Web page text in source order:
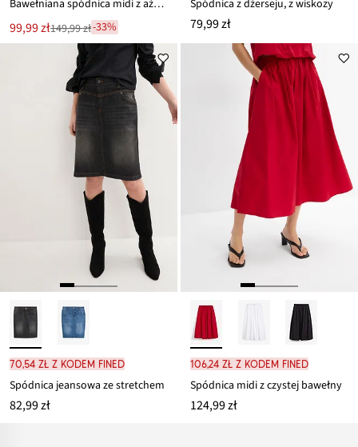
Bawełniana spódnica midi z ażurowym haftem
Nowa
cena
99,99 zł
Przeceniono
149,99 zł-33%
Spódnica z dżerseju, z wiskozy
79,99 zł
70,54 zł z kodem FINED
Spódnica jeansowa ze stretchem
82,99 zł
106,24 zł z kodem FINED
Spódnica midi z czystej bawełny
124,99 zł